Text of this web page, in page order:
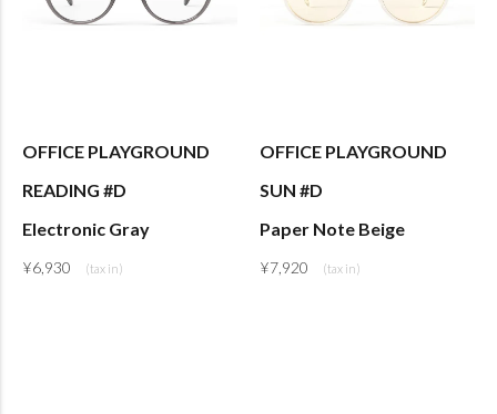
OFFICE PLAYGROUND
READING #D
Electronic Gray
¥6,930
OFFICE PLAYGROUND
SUN #D
Paper Note Beige
¥7,920